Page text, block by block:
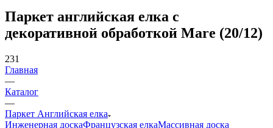
Паркет английская елка с
декоративной обработкой Mare (20/12)
231
Главная
—
Каталог
—
Паркет Английская елка
Инженерная доскаФранцузская елкаМассивная доска